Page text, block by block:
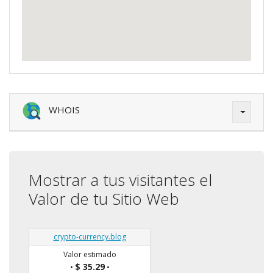
WHOIS
Mostrar a tus visitantes el
Valor de tu Sitio Web
crypto-currency.blog
Valor estimado
• $ 35.29•